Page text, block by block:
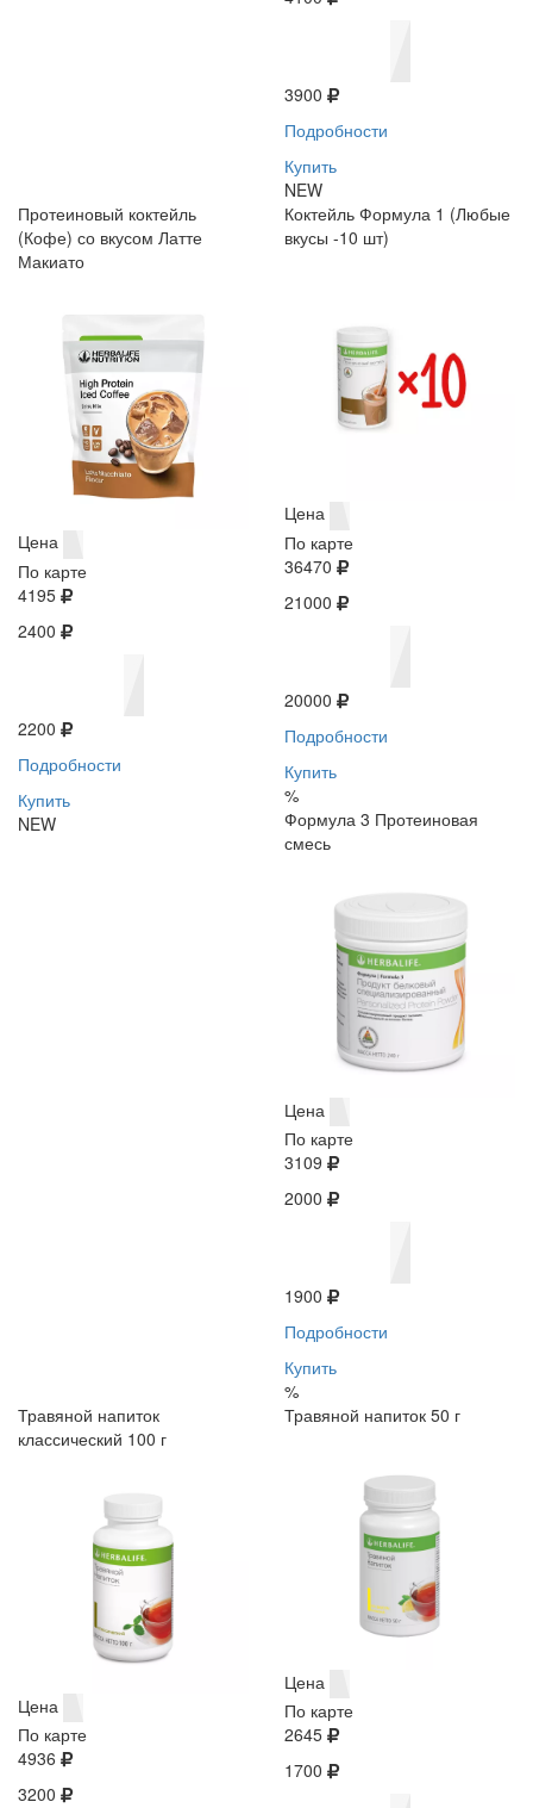
3900
Подробности
Купить
NEW
Протеиновый коктейль
(Кофе) со вкусом Латте
Макиато
Цена
По карте
4195
2400
2200
Подробности
Купить
NEW
Коктейль Формула 1 (Любые
вкусы -10 шт)
Цена
По карте
36470
21000
20000
Подробности
Купить
%
Формула 3 Протеиновая
смесь
Цена
По карте
3109
2000
1900
Подробности
Купить
%
Травяной напиток
классический 100 г
Цена
По карте
4936
3200
Травяной напиток 50 г
Цена
По карте
2645
1700